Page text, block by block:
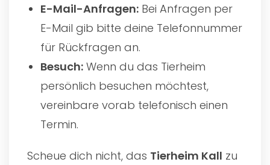
E-Mail-Anfragen: Bei Anfragen per
E-Mail gib bitte deine Telefonnummer
für Rückfragen an.
Besuch: Wenn du das Tierheim
persönlich besuchen möchtest,
vereinbare vorab telefonisch einen
Termin.
Scheue dich nicht, das Tierheim Kall zu